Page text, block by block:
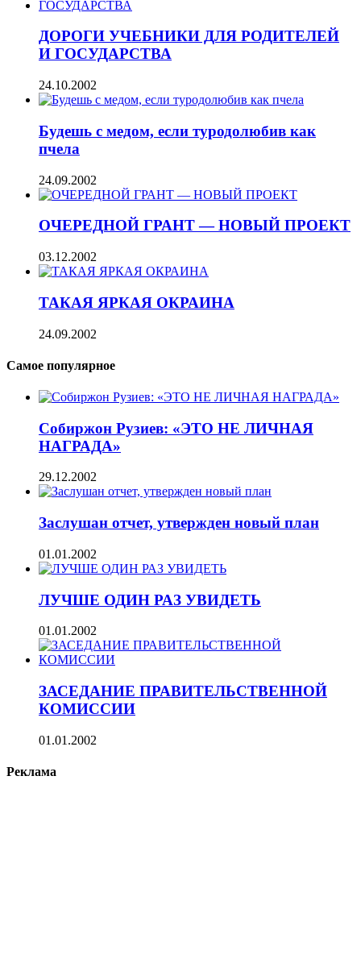
ДОРОГИ УЧЕБНИКИ ДЛЯ РОДИТЕЛЕЙ
И ГОСУДАРСТВА
24.10.2002
Будешь с медом, если туродолюбив как
пчела
24.09.2002
ОЧЕРЕДНОЙ ГРАНТ — НОВЫЙ ПРОЕКТ
03.12.2002
ТАКАЯ ЯРКАЯ ОКРАИНА
24.09.2002
Самое популярное
Собиржон Рузиев: «ЭТО НЕ ЛИЧНАЯ
НАГРАДА»
29.12.2002
Заслушан отчет, утвержден новый план
01.01.2002
ЛУЧШЕ ОДИН РАЗ УВИДЕТЬ
01.01.2002
ЗАСЕДАНИЕ ПРАВИТЕЛЬСТВЕННОЙ
КОМИССИИ
01.01.2002
Реклама